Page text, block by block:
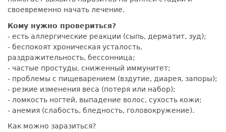
своевременно начать лечение.
Кому нужно провериться?
- есть аллергические реакции (сыпь, дерматит, зуд);
- беспокоят хроническая усталость,
раздражительность, бессонница;
- частые простуды, сниженный иммунитет;
- проблемы с пищеварением (вздутие, диарея, запоры);
- резкие изменения веса (потеря или набор);
- ломкость ногтей, выпадение волос, сухость кожи;
- анемия (слабость, бледность, головокружение).
Как можно заразиться?